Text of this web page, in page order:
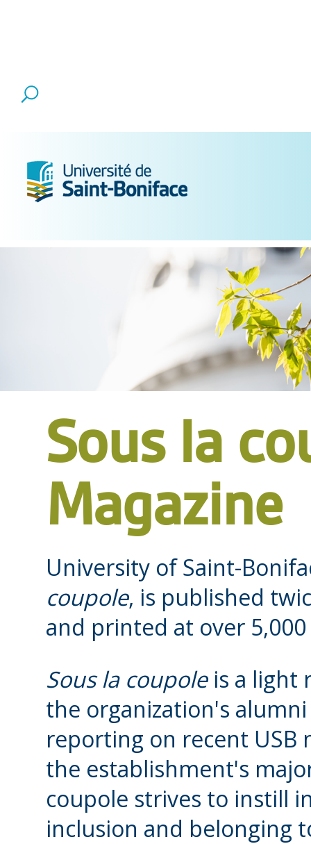
Sous la
Magazine
University of Saint-
coupole, is published
and printed at over 5,000
Sous la coupoleis a light
the organization's
reporting on recent USB
the establishment's
coupole strives to instill
inclusion and belonging